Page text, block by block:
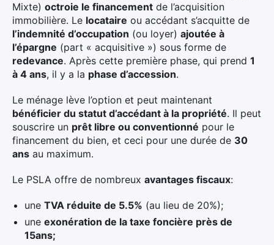
Mixte) octroie le financement de l’acquisition
immobilière. Le locataire ou accédant s’acquitte de
l’indemnité d’occupation (ou loyer) ajoutée à
l’épargne (part « acquisitive ») sous forme de
redevance. Après cette première phase, qui prend 1
à 4 ans, il y a la phase d’accession.
Le ménage lève l’option et peut maintenant
bénéficier du statut d’accédant à la propriété. Il peut
souscrire un prêt libre ou conventionné pour le
financement du bien, et ceci pour une durée de 30
ans au maximum.
Le PSLA offre de nombreux avantages fiscaux:
une TVA réduite de 5.5% (au lieu de 20%);
une exonération de la taxe foncière près de
15ans;